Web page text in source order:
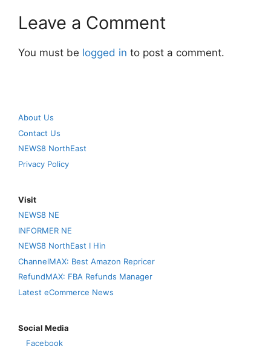
Leave a Comment
You must be logged in to post a comment.
About Us
Contact Us
NEWS8 NorthEast
Privacy Policy
Visit
NEWS8 NE
INFORMER NE
NEWS8 NorthEast I Hin
ChannelMAX: Best Amazon Repricer
RefundMAX: FBA Refunds Manager
Latest eCommerce News
Social Media
Facebook